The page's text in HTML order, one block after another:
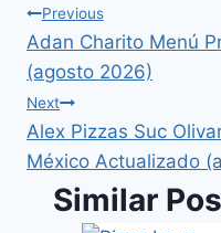
Navegación
de
entradas
Previous
Adan Charito Menú
(agosto 2026)
Next
Alex Pizzas Suc
México Actualizado
Similar